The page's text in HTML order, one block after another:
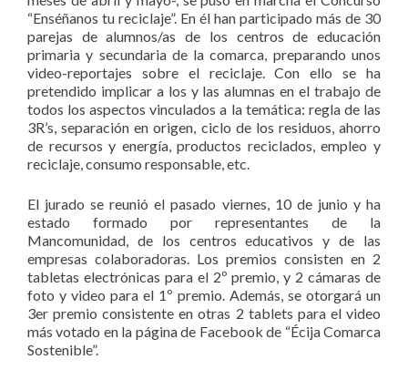
“Enséñanos tu reciclaje”. En él han participado más de 30
parejas de alumnos/as de los centros de educación
primaria y secundaria de la comarca, preparando unos
video-reportajes sobre el reciclaje. Con ello se ha
pretendido implicar a los y las alumnas en el trabajo de
todos los aspectos vinculados a la temática: regla de las
3R’s, separación en origen, ciclo de los residuos, ahorro
de recursos y energía, productos reciclados, empleo y
reciclaje, consumo responsable, etc.
El jurado se reunió el pasado viernes, 10 de junio y ha
estado formado por representantes de la
Mancomunidad, de los centros educativos y de las
empresas colaboradoras. Los premios consisten en 2
tabletas electrónicas para el 2º premio, y 2 cámaras de
foto y video para el 1º premio. Además, se otorgará un
3er premio consistente en otras 2 tablets para el video
más votado en la página de Facebook de “Écija Comarca
Sostenible”.